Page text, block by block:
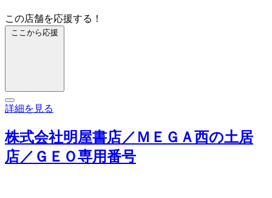
この店舗を応援する！
ここから応援
詳細を見る
株式会社明屋書店／ＭＥＧＡ西の土居
店／ＧＥＯ専用番号